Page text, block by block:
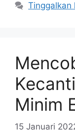
Tinggalkan
Minim
15 Januari